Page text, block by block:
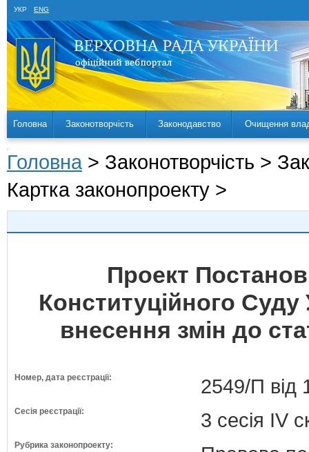
УКР ENG
Головна Законотворчість Законодавство Очищення
Головна > Законотворчість >
Картка законопроекту >
Проект
Конституційного
внесення змін до
Номер, дата реєстрації: 2549/П від
Сесія реєстрації: 3 сесія IV
Рубрика законопроекту: